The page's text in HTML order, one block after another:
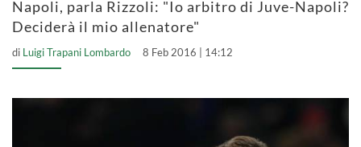
Napoli, parla Rizzoli: "Io arbitro di Juve-Napoli?
Deciderà il mio allenatore"
di Luigi Trapani Lombardo 8 Feb 2016 | 14:12